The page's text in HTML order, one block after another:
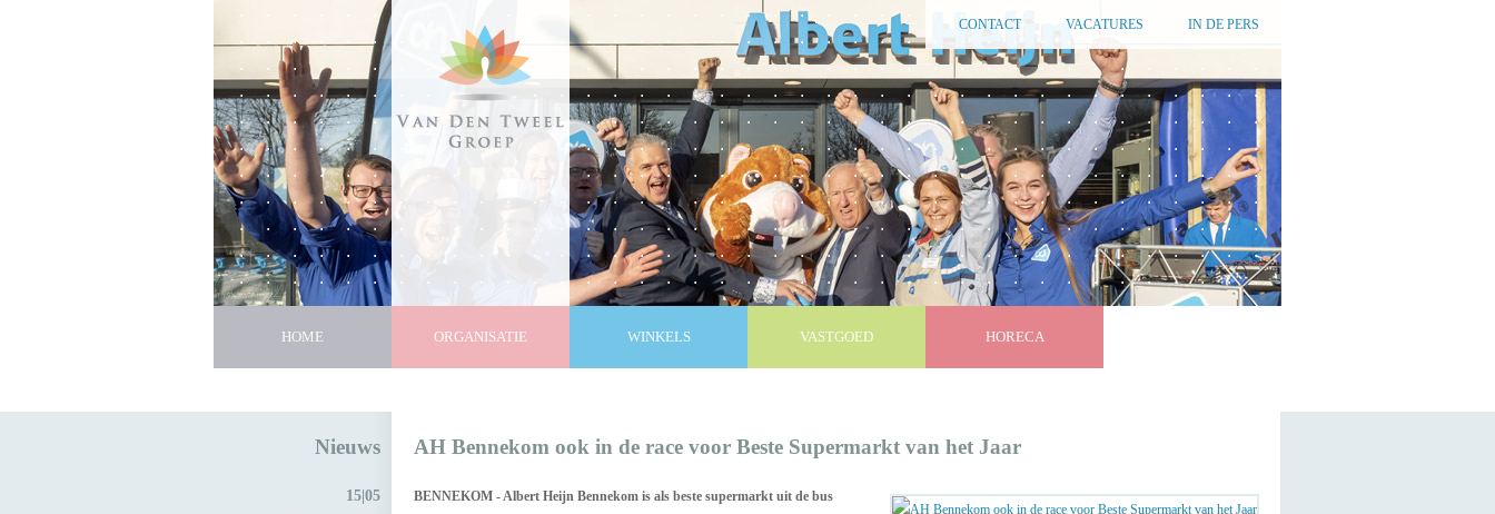
CONTACT VACATURES IN DE PERS
HOME ORGANISATIE WINKELS VASTGOED HORECA
Nieuws
15|05
AH Bennekom ook in de race voor Beste Supermarkt van het Jaar
BENNEKOM - Albert Heijn Bennekom is als beste supermarkt uit de bus